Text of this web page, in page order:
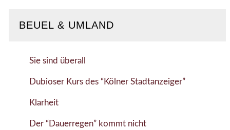
BEUEL & UMLAND
Sie sind überall
Dubioser Kurs des “Kölner Stadtanzeiger”
Klarheit
Der “Dauerregen” kommt nicht